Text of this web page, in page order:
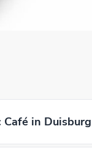
Café in Duisburg